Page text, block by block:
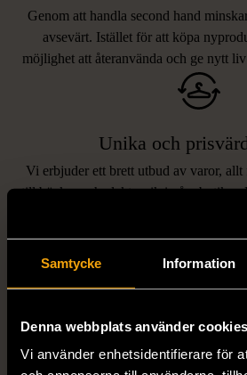
Samtycke Information
Denna webbplats använder cookies
Vi använder enhetsidentifierare för
Genom att handla second hand
avsevärt. Istället för att köpa
möjlighet att återanvända och ge nytt
Unika och
Vi erbjuder ett brett utbud av varor,
till böcker och elektronik i våra butiker.
unika och originella föremål som
LIKNANDE
Hitta produkter som